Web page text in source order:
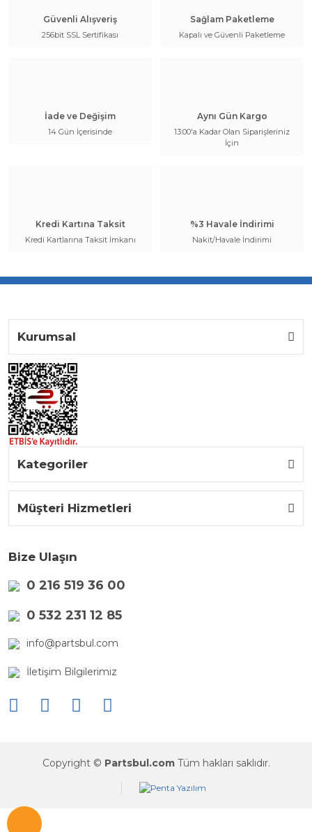
Güvenli Alışveriş
256bit SSL Sertifikası
Sağlam Paketleme
Kapalı ve Güvenli Paketleme
İade ve Değişim
14 Gün İçerisinde
Aynı Gün Kargo
13:00'a Kadar Olan Siparişleriniz
İçin
Kredi Kartına Taksit
Kredi Kartlarına Taksit İmkanı
%3 Havale İndirimi
Nakit/Havale İndirimi
Kurumsal
Kategoriler
Müşteri Hizmetleri
Bize Ulaşın
0 216 519 36 00
0 532 231 12 85
info@partsbul.com
İletişim Bilgilerimiz
Copyright © Partsbul.com Tüm hakları saklıdır.